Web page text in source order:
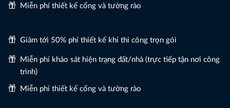
Miễn phí thiết kế cổng và tường rào
Giảm tới 50% phí thiết kế khi thi công trọn gói
Miễn phí khảo sát hiện trạng đất/nhà (trực tiếp tận nơi công
trình)
Miễn phí thiết kế cổng và tường rào